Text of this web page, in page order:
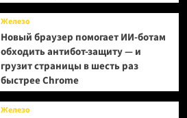
Железо
Новый браузер помогает ИИ-ботам
обходить антибот-защиту — и
грузит страницы в шесть раз
быстрее Chrome
Железо